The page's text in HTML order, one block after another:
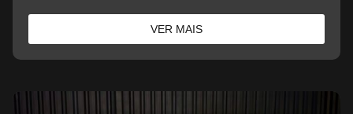
VER MAIS